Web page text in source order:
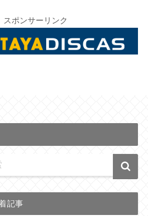
スポンサーリンク
記事